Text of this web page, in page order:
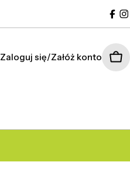
Zaloguj się/Załóż konto